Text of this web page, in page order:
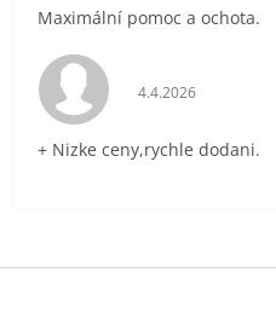
Maximální pomoc a ochota.
Hodnocení
4.4.2026
+ Nizke ceny,rychle dodani.
Z